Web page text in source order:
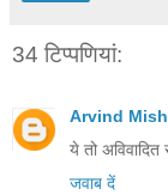
34 टिप्‍पणियां:
Arvind
ये तो
जवाब दें